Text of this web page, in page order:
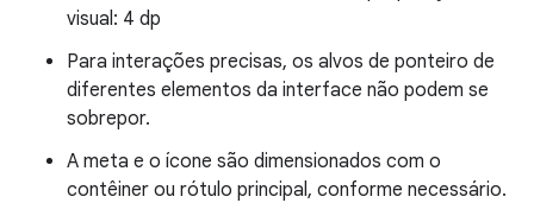
visual: 4 dp
Para interações precisas, os alvos de ponteiro de
diferentes elementos da interface não podem se
sobrepor.
A meta e o ícone são dimensionados com o
contêiner ou rótulo principal, conforme necessário.